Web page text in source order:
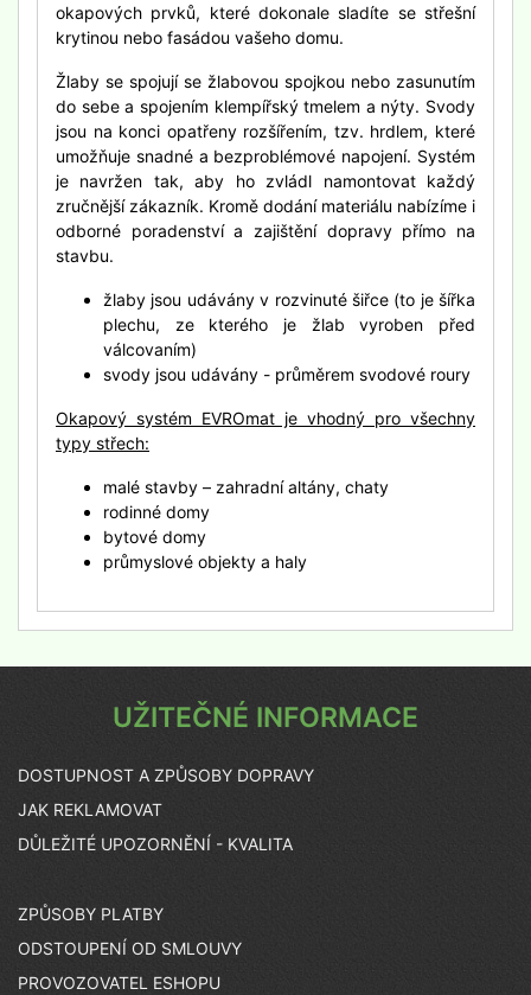
okapových prvků, které dokonale sladíte se střešní
krytinou nebo fasádou vašeho domu.
Žlaby se spojují se žlabovou spojkou nebo zasunutím
do sebe a spojením klempířský tmelem a nýty. Svody
jsou na konci opatřeny rozšířením, tzv. hrdlem, které
umožňuje snadné a bezproblémové napojení. Systém
je navržen tak, aby ho zvládl namontovat každý
zručnější zákazník. Kromě dodání materiálu nabízíme i
odborné poradenství a zajištění dopravy přímo na
stavbu.
žlaby jsou udávány v rozvinuté šiřce (to je šířka
plechu, ze kterého je žlab vyroben před
válcovaním)
svody jsou udávány - průměrem svodové roury
Okapový systém EVROmat je vhodný pro všechny
typy střech:
malé stavby – zahradní altány, chaty
rodinné domy
bytové domy
průmyslové objekty a haly
UŽITEČNÉ INFORMACE
DOSTUPNOST A ZPŮSOBY DOPRAVY
JAK REKLAMOVAT
DŮLEŽITÉ UPOZORNĚNÍ - KVALITA
ZPŮSOBY PLATBY
ODSTOUPENÍ OD SMLOUVY
PROVOZOVATEL ESHOPU